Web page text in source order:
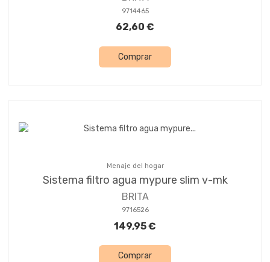
9714465
62,60 €
Comprar
Menaje del hogar
Sistema filtro agua mypure slim v-mk
BRITA
9716526
149,95 €
Comprar